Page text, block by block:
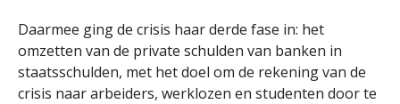
Daarmee ging de crisis haar derde fase in: het
omzetten van de private schulden van banken in
staatsschulden, met het doel om de rekening van de
crisis naar arbeiders, werklozen en studenten door te